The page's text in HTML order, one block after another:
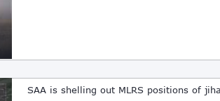
SAA is shelling out MLRS positions of